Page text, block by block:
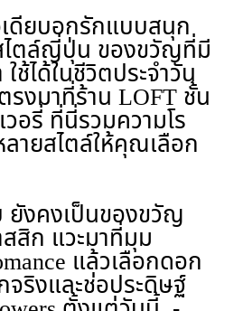
ดียบอกรักแบบสนุก
ไตล์ญี่ปุ่น ของขวัญที่มี
ช้ได้ในชีวิตประจำวัน
รงมาที่ร้าน LOFT ชั้น
อรี่ ที่นี่รวมความโร
ายสไตล์ให้คุณเลือก
ยังคงเป็นของขวัญ
สิก แวะมาที่มุม
แล้วเลือกดอก
ริงและช่อประดิษฐ์